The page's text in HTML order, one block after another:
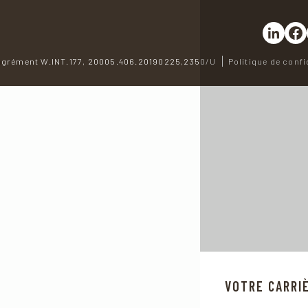
VOTRE
W.INT.177, 20005.406.20190225,2350/U Politique de